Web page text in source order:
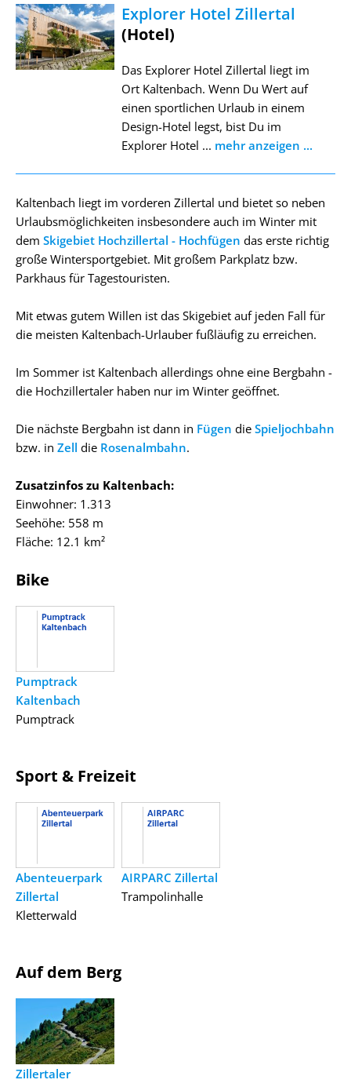
Explorer Hotel Zillertal
(Hotel)
Das Explorer Hotel Zillertal liegt im
Ort Kaltenbach. Wenn Du Wert auf
einen sportlichen Urlaub in einem
Design-Hotel legst, bist Du im
Explorer Hotel ... mehr anzeigen ...
Kaltenbach liegt im vorderen Zillertal und bietet so neben
Urlaubsmöglichkeiten insbesondere auch im Winter mit
dem Skigebiet Hochzillertal - Hochfügen das erste richtig
große Wintersportgebiet. Mit großem Parkplatz bzw.
Parkhaus für Tagestouristen.
Mit etwas gutem Willen ist das Skigebiet auf jeden Fall für
die meisten Kaltenbach-Urlauber fußläufig zu erreichen.
Im Sommer ist Kaltenbach allerdings ohne eine Bergbahn -
die Hochzillertaler haben nur im Winter geöffnet.
Die nächste Bergbahn ist dann in Fügen die Spieljochbahn
bzw. in Zell die Rosenalmbahn.
Zusatzinfos zu Kaltenbach:
Einwohner: 1.313
Seehöhe: 558 m
Fläche: 12.1 km²
Bike
Pumptrack
Kaltenbach
Pumptrack
Sport & Freizeit
Abenteuerpark
Zillertal
Kletterwald
AIRPARC Zillertal
Trampolinhalle
Auf dem Berg
Zillertaler